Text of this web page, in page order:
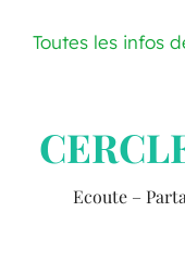
Toutes les infos
Ecoute –